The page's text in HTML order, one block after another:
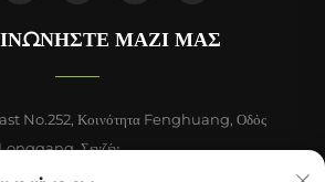
ΜΑΖΊ ΜΑΣ
No.252, Κοινότητα Fenghuang, Οδός
Σενζέν